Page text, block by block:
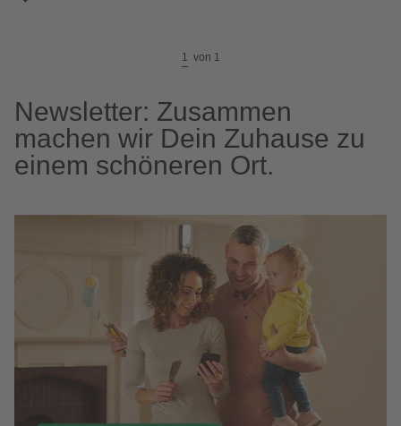
1 von 1
Newsletter: Zusammen
machen wir Dein Zuhause zu
einem schöneren Ort.